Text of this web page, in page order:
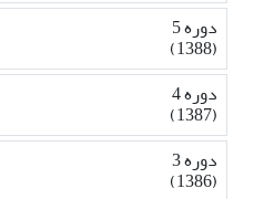
دوره 5
(1388)
دوره 4
(1387)
دوره 3
(1386)